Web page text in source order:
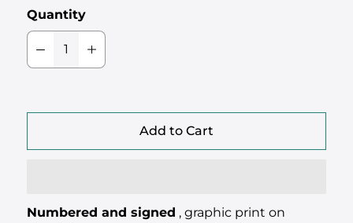
Quantity
Add to Cart
Numbered and signed , graphic print on